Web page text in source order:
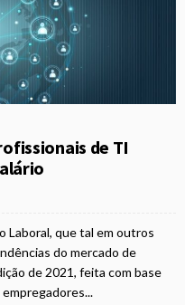
de TI
Laboral, que tal em outros
do mercado de
de 2021, feita com base